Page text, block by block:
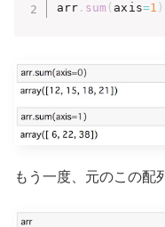
arr. sum ( axis=1 )
もう一度、元のこの配